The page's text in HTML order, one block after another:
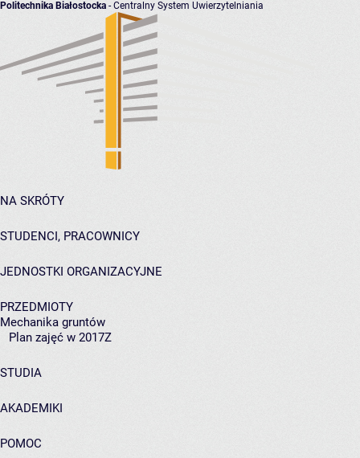
Politechnika Białostocka - Centralny System Uwierzytelniania
NA SKRÓTY
STUDENCI, PRACOWNICY
JEDNOSTKI ORGANIZACYJNE
PRZEDMIOTY
Mechanika gruntów
Plan zajęć w 2017Z
STUDIA
AKADEMIKI
POMOC